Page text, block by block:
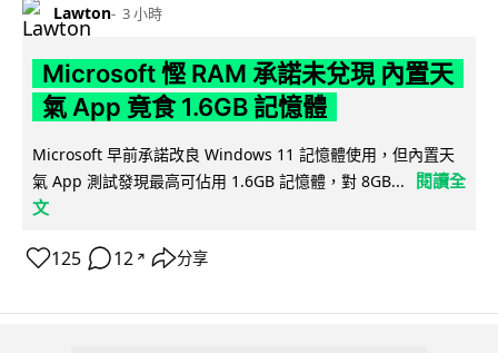
Lawton 3 小時
Microsoft 慳 RAM 承諾未兌現 內置天
氣 App 竟食 1.6GB 記憶體
Microsoft 早前承諾改良 Windows 11 記憶體使用，但內置天
氣 App 測試發現最高可佔用 1.6GB 記憶體，對 8GB...
閱讀全
文
125 12 ↗ 分享